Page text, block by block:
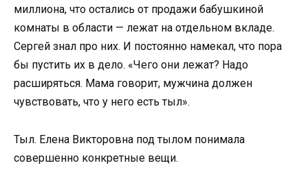
миллиона, что остались от продажи бабушкиной
комнаты в области — лежат на отдельном вкладе.
Сергей знал про них. И постоянно намекал, что пора
бы пустить их в дело. «Чего они лежат? Надо
расширяться. Мама говорит, мужчина должен
чувствовать, что у него есть тыл».
Тыл. Елена Викторовна под тылом понимала
совершенно конкретные вещи.